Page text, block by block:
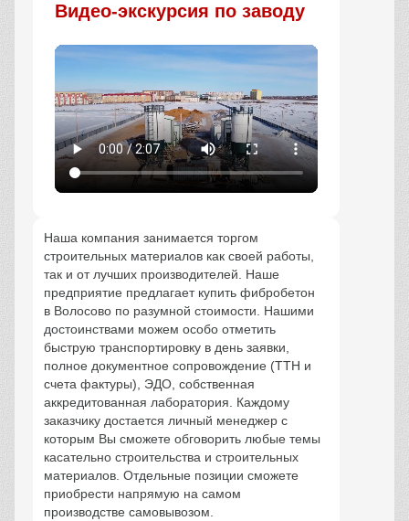
Видео-экскурсия по заводу
Наша компания занимается торгом
строительных материалов как своей работы,
так и от лучших производителей. Наше
предприятие предлагает купить фибробетон
в Волосово по разумной стоимости. Нашими
достоинствами можем особо отметить
быструю транспортировку в день заявки,
полное документное сопровождение (ТТН и
счета фактуры), ЭДО, собственная
аккредитованная лаборатория. Каждому
заказчику достается личный менеджер с
которым Вы сможете обговорить любые темы
касательно строительства и строительных
материалов. Отдельные позиции сможете
приобрести напрямую на самом
производстве самовывозом.